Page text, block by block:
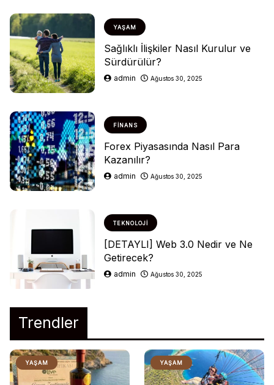
YAŞAM
Sağlıklı İlişkiler Nasıl Kurulur ve
Sürdürülür?
admin Ağustos 30, 2025
FINANS
Forex Piyasasında Nasıl Para
Kazanılır?
admin Ağustos 30, 2025
TEKNOLOJI
[DETAYLI] Web 3.0 Nedir ve Ne
Getirecek?
admin Ağustos 30, 2025
Trendler
YAŞAM YAŞAM